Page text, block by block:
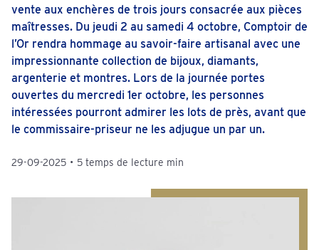
vente aux enchères de trois jours consacrée aux pièces
maîtresses. Du jeudi 2 au samedi 4 octobre, Comptoir de
l’Or rendra hommage au savoir-faire artisanal avec une
impressionnante collection de bijoux, diamants,
argenterie et montres. Lors de la journée portes
ouvertes du mercredi 1er octobre, les personnes
intéressées pourront admirer les lots de près, avant que
le commissaire-priseur ne les adjugue un par un.
29-09-2025 • 5 temps de lecture min